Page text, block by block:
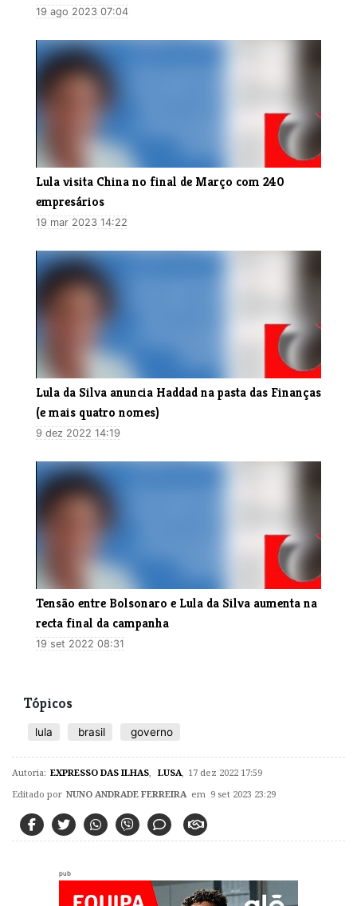
19 ago 2023 07:04
Lula visita China no final de Março com 240
empresários
19 mar 2023 14:22
Lula da Silva anuncia Haddad na pasta das Finanças
(e mais quatro nomes)
9 dez 2022 14:19
Tensão entre Bolsonaro e Lula da Silva aumenta na
recta final da campanha
19 set 2022 08:31
Tópicos
lula brasil governo
Autoria: EXPRESSO DAS ILHAS LUSA 17 dez 2022 17:59
Editado por NUNO ANDRADE FERREIRA em 9 set 2023 23:29
pub